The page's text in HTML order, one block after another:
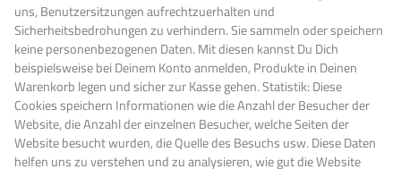
uns, Benutzersitzungen aufrechtzuerhalten und
Sicherheitsbedrohungen zu verhindern. Sie sammeln oder speichern
keine personenbezogenen Daten. Mit diesen kannst Du Dich
beispielsweise bei Deinem Konto anmelden, Produkte in Deinen
Warenkorb legen und sicher zur Kasse gehen. Statistik: Diese
Cookies speichern Informationen wie die Anzahl der Besucher der
Website, die Anzahl der einzelnen Besucher, welche Seiten der
Website besucht wurden, die Quelle des Besuchs usw. Diese Daten
helfen uns zu verstehen und zu analysieren, wie gut die Website